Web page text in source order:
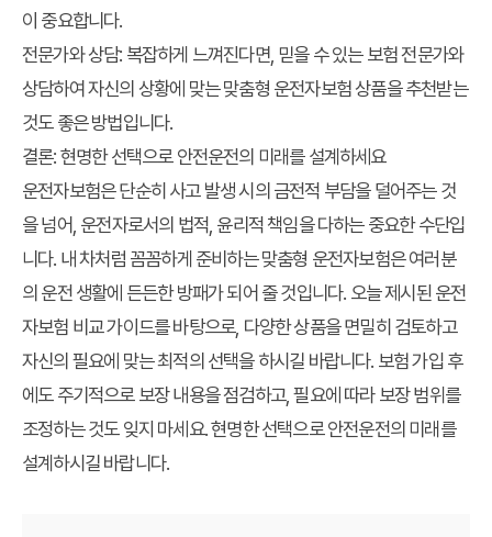
이 중요합니다.
전문가와 상담: 복잡하게 느껴진다면, 믿을 수 있는 보험 전문가와
상담하여 자신의 상황에 맞는 맞춤형 운전자보험 상품을 추천받는
것도 좋은 방법입니다.
결론: 현명한 선택으로 안전운전의 미래를 설계하세요
운전자보험은 단순히 사고 발생 시의 금전적 부담을 덜어주는 것
을 넘어, 운전자로서의 법적, 윤리적 책임을 다하는 중요한 수단입
니다. 내 차처럼 꼼꼼하게 준비하는 맞춤형 운전자보험은 여러분
의 운전 생활에 든든한 방패가 되어 줄 것입니다. 오늘 제시된 운전
자보험 비교 가이드를 바탕으로, 다양한 상품을 면밀히 검토하고
자신의 필요에 맞는 최적의 선택을 하시길 바랍니다. 보험 가입 후
에도 주기적으로 보장 내용을 점검하고, 필요에 따라 보장 범위를
조정하는 것도 잊지 마세요. 현명한 선택으로 안전운전의 미래를
설계하시길 바랍니다.